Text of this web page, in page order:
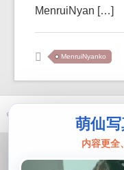
MenruiNyan […]
MenruiNyanko
萌仙写
内容更全
© 2021-2026 优马卿 | ICP